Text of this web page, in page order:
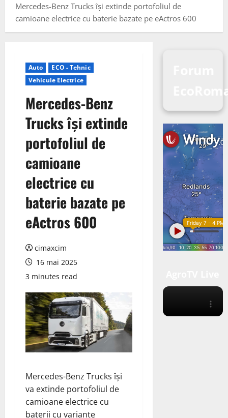
Mercedes-Benz Trucks își extinde portofoliul de
camioane electrice cu baterie bazate pe eActros 600
Auto
ECO - Tehnic
Vehicule Electrice
Mercedes-Benz
Trucks își extinde
portofoliul de
camioane
electrice cu
baterie bazate pe
eActros 600
cimaxcim
16 mai 2025
3 minutes read
Mercedes-Benz Trucks își
va extinde portofoliul de
camioane electrice cu
baterii cu variante